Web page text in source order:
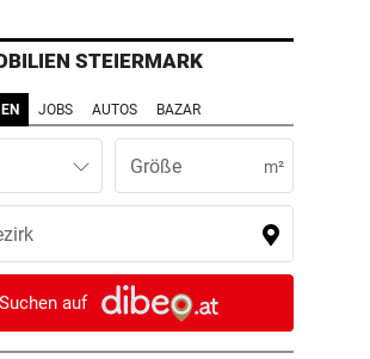
Akbar“-Rufer
RECHTSLAGE
verzweifelt: „Wo ist Asche
Mutter?“
DER ENDRUNDEN vor einer Stunde
greifen nach den
Europas
SICH AUS vor einer Stunde
Todespfleger: 120
STEIERMARK
JOBS AUTOS BAZAR
m²
Suchen auf